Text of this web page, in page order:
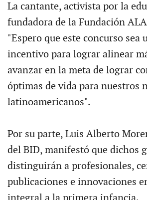
La cantante, activista por la
fundadora de la Fundación
"Espero que este concurso sea
incentivo para lograr alinear
avanzar en la meta de lograr
óptimas de vida para nuestros
latinoamericanos".
Por su parte, Luis Alberto
del BID, manifestó que dichos
distinguirán a profesionales,
publicaciones e innovaciones